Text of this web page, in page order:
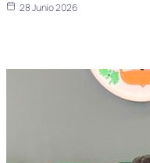
28 Junio 2026